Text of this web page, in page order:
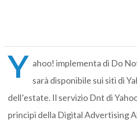
Y ahoo! implementa di Do
sarà disponibile sui siti di
dell’estate. Il servizio Dnt di
principi della Digital Advertising